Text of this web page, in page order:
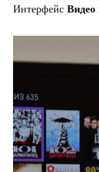
ИнтерфейсВидео